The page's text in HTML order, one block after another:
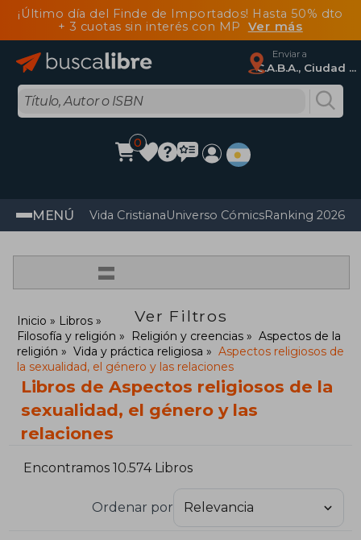
¡Último día del Finde de Importados! Hasta 50% dto
+ 3 cuotas sin interés con MP Ver más
Enviar a
C.A.B.A., Ciudad Autónoma De Buenos Aires
0
MENÚ Vida CristianaUniverso CómicsRanking 2026
=
Ver Filtros
Inicio
Libros
Filosofía y religión
Religión y creencias
Aspectos de la
religión
Vida y práctica religiosa
Aspectos religiosos de
la sexualidad, el género y las relaciones
Libros de Aspectos religiosos de la
sexualidad, el género y las
relaciones
Encontramos 10.574 Libros
Ordenar por